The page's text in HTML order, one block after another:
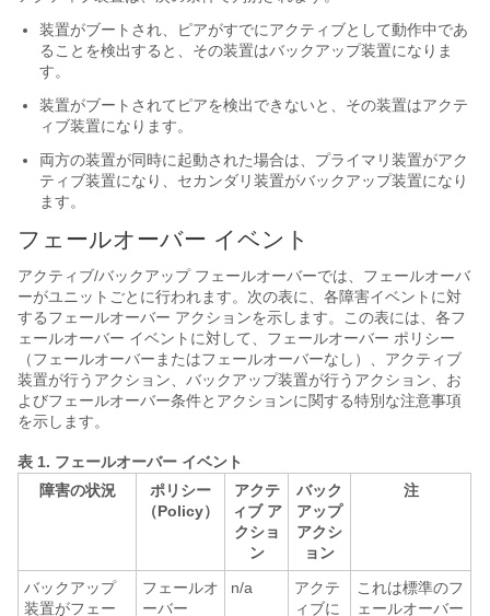
装置がブートされ、ピアがすでにアクティブとして動作中であ
ることを検出すると、その装置はバックアップ装置になりま
す。
装置がブートされてピアを検出できないと、その装置はアクテ
ィブ装置になります。
両方の装置が同時に起動された場合は、プライマリ装置がアク
ティブ装置になり、セカンダリ装置がバックアップ装置になり
ます。
フェールオーバー イベント
アクティブ/バックアップ フェールオーバーでは、フェールオーバ
ーがユニットごとに行われます。次の表に、各障害イベントに対
するフェールオーバー アクションを示します。この表には、各フ
ェールオーバー イベントに対して、フェールオーバー ポリシー
（フェールオーバーまたはフェールオーバーなし）、アクティブ
装置が行うアクション、バックアップ装置が行うアクション、お
よびフェールオーバー条件とアクションに関する特別な注意事項
を示します。
表 1. フェールオーバー イベント
障害の状況
ポリシー
（Policy）
アクテ
ィブ ア
クショ
ン
バック
アップ
アクシ
ョン
注
バックアップ
装置がフェー
フェールオ
ーバー
n/a
アクテ
ィブに
これは標準のフ
ェールオーバー